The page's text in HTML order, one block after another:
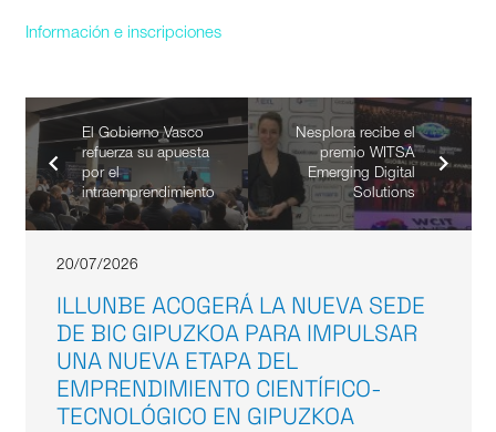
Información e inscripciones
El Gobierno Vasco
refuerza su apuesta
por el
intraemprendimiento
Nesplora recibe el
premio WITSA
Emerging Digital
Solutions
20/07/2026
ILLUNBE ACOGERÁ LA NUEVA SEDE
DE BIC GIPUZKOA PARA IMPULSAR
UNA NUEVA ETAPA DEL
EMPRENDIMIENTO CIENTÍFICO-
TECNOLÓGICO EN GIPUZKOA